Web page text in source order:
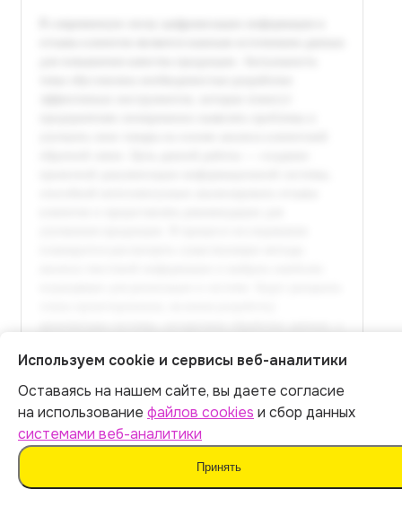
Полный текст доступен
в расширенной версии
Итог:449р.
Оплатить
Используем cookie и сервисы веб-аналитики
Оставаясь на нашем сайте, вы даете согласие
на использование файлов cookies и сбор данных
системами веб-аналитики
Принять